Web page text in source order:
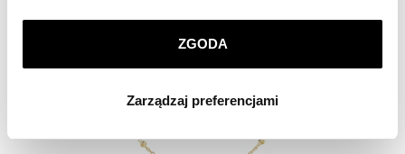
korzystamy. Możesz również wybrać jaki rodzaj plików
Zarządzaj preferencjami
. W każdej chwili możesz
ZGODA
Zarządzaj preferencjami